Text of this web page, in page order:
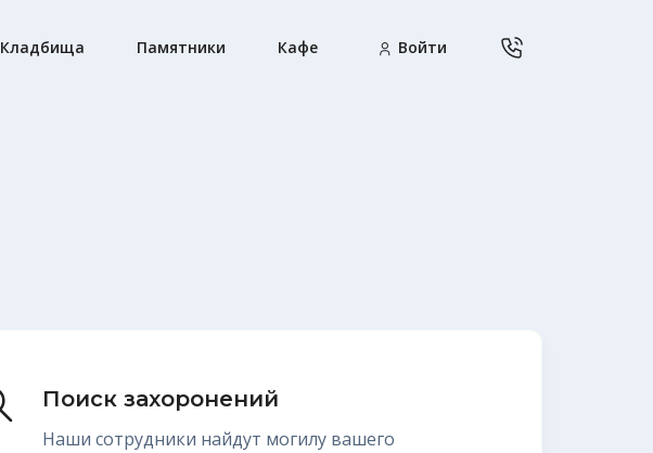
Кладбища Памятники Кафе Войти
Поиск захоронений
Наши сотрудники найдут могилу вашего